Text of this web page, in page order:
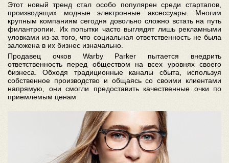
Этот новый тренд стал особо популярен среди стартапов,
производящих модные электронные аксессуары. Многим
крупным компаниям сегодня довольно сложно встать на путь
филантропии. Их попытки часто выглядят лишь рекламными
уловками из-за того, что социальная ответственность не была
заложена в их бизнес изначально.
Продавец очков Warby Parker пытается внедрить
ответственность перед обществом на всех уровнях своего
бизнеса. Обходя традиционные каналы сбыта, используя
собственное производство и общаясь со своими клиентами
напрямую, они смогли предоставить качественные очки по
приемлемым ценам.